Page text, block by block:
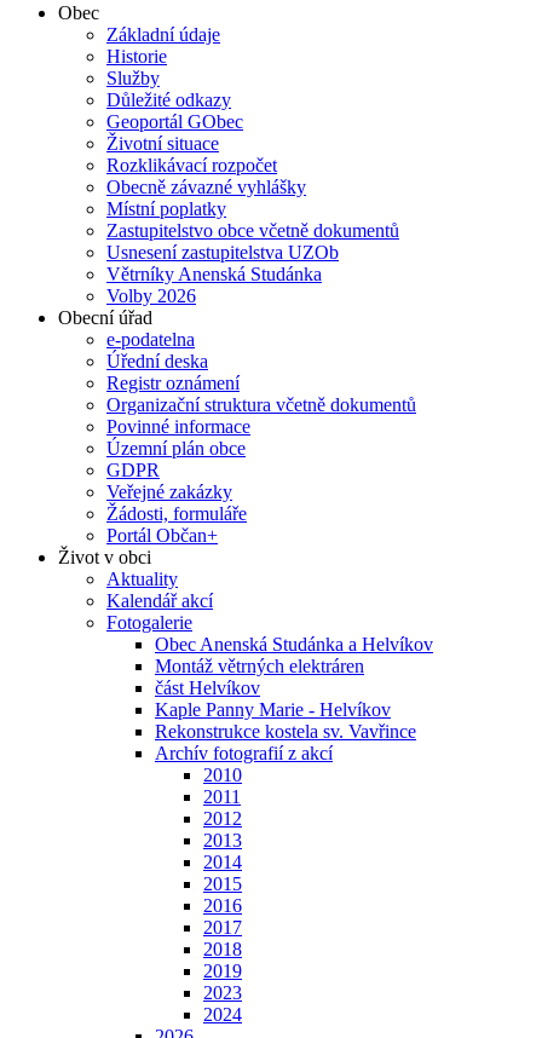
Obec
Základní údaje
Historie
Služby
Důležité odkazy
Geoportál GObec
Životní situace
Rozklikávací rozpočet
Obecně závazné vyhlášky
Místní poplatky
Zastupitelstvo obce včetně dokumentů
Usnesení zastupitelstva UZOb
Větrníky Anenská Studánka
Volby 2026
Obecní úřad
e-podatelna
Úřední deska
Registr oznámení
Organizační struktura včetně dokumentů
Povinné informace
Územní plán obce
GDPR
Veřejné zakázky
Žádosti, formuláře
Portál Občan+
Život v obci
Aktuality
Kalendář akcí
Fotogalerie
Obec Anenská Studánka a Helvíkov
Montáž větrných elektráren
část Helvíkov
Kaple Panny Marie - Helvíkov
Rekonstrukce kostela sv. Vavřince
Archív fotografií z akcí
2010
2011
2012
2013
2014
2015
2016
2017
2018
2019
2023
2024